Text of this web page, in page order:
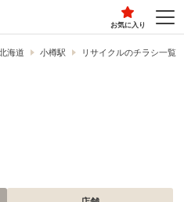
お気に入り
海道 小樽駅 リサイクルのチラシ一覧